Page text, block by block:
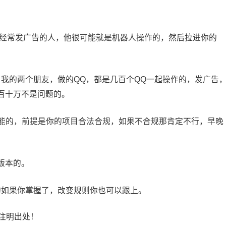
常发广告的人，他很可能就是机器人操作的，然后拉进你的
的两个朋友，做的QQ，都是几百个QQ一起操作的，发广告
万不是问题的。
的，前提是你的项目合法合规，如果不合规那肯定不行，早晚
的。
果你掌握了，改变规则你也可以跟上。
明出处！